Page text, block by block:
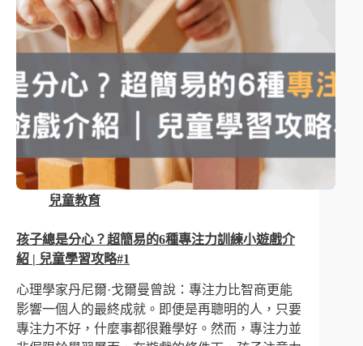
兒童教育
孩子總是分心？超簡易的6種專注力訓練小遊戲介
紹 | 兒童學習攻略#1
心理學家丹尼爾·戈爾曼曾說：專注力比智商更能
影響一個人的最終成就。即便是再聰明的人，只要
專注力不好，什麼事都很難學好。然而，專注力並